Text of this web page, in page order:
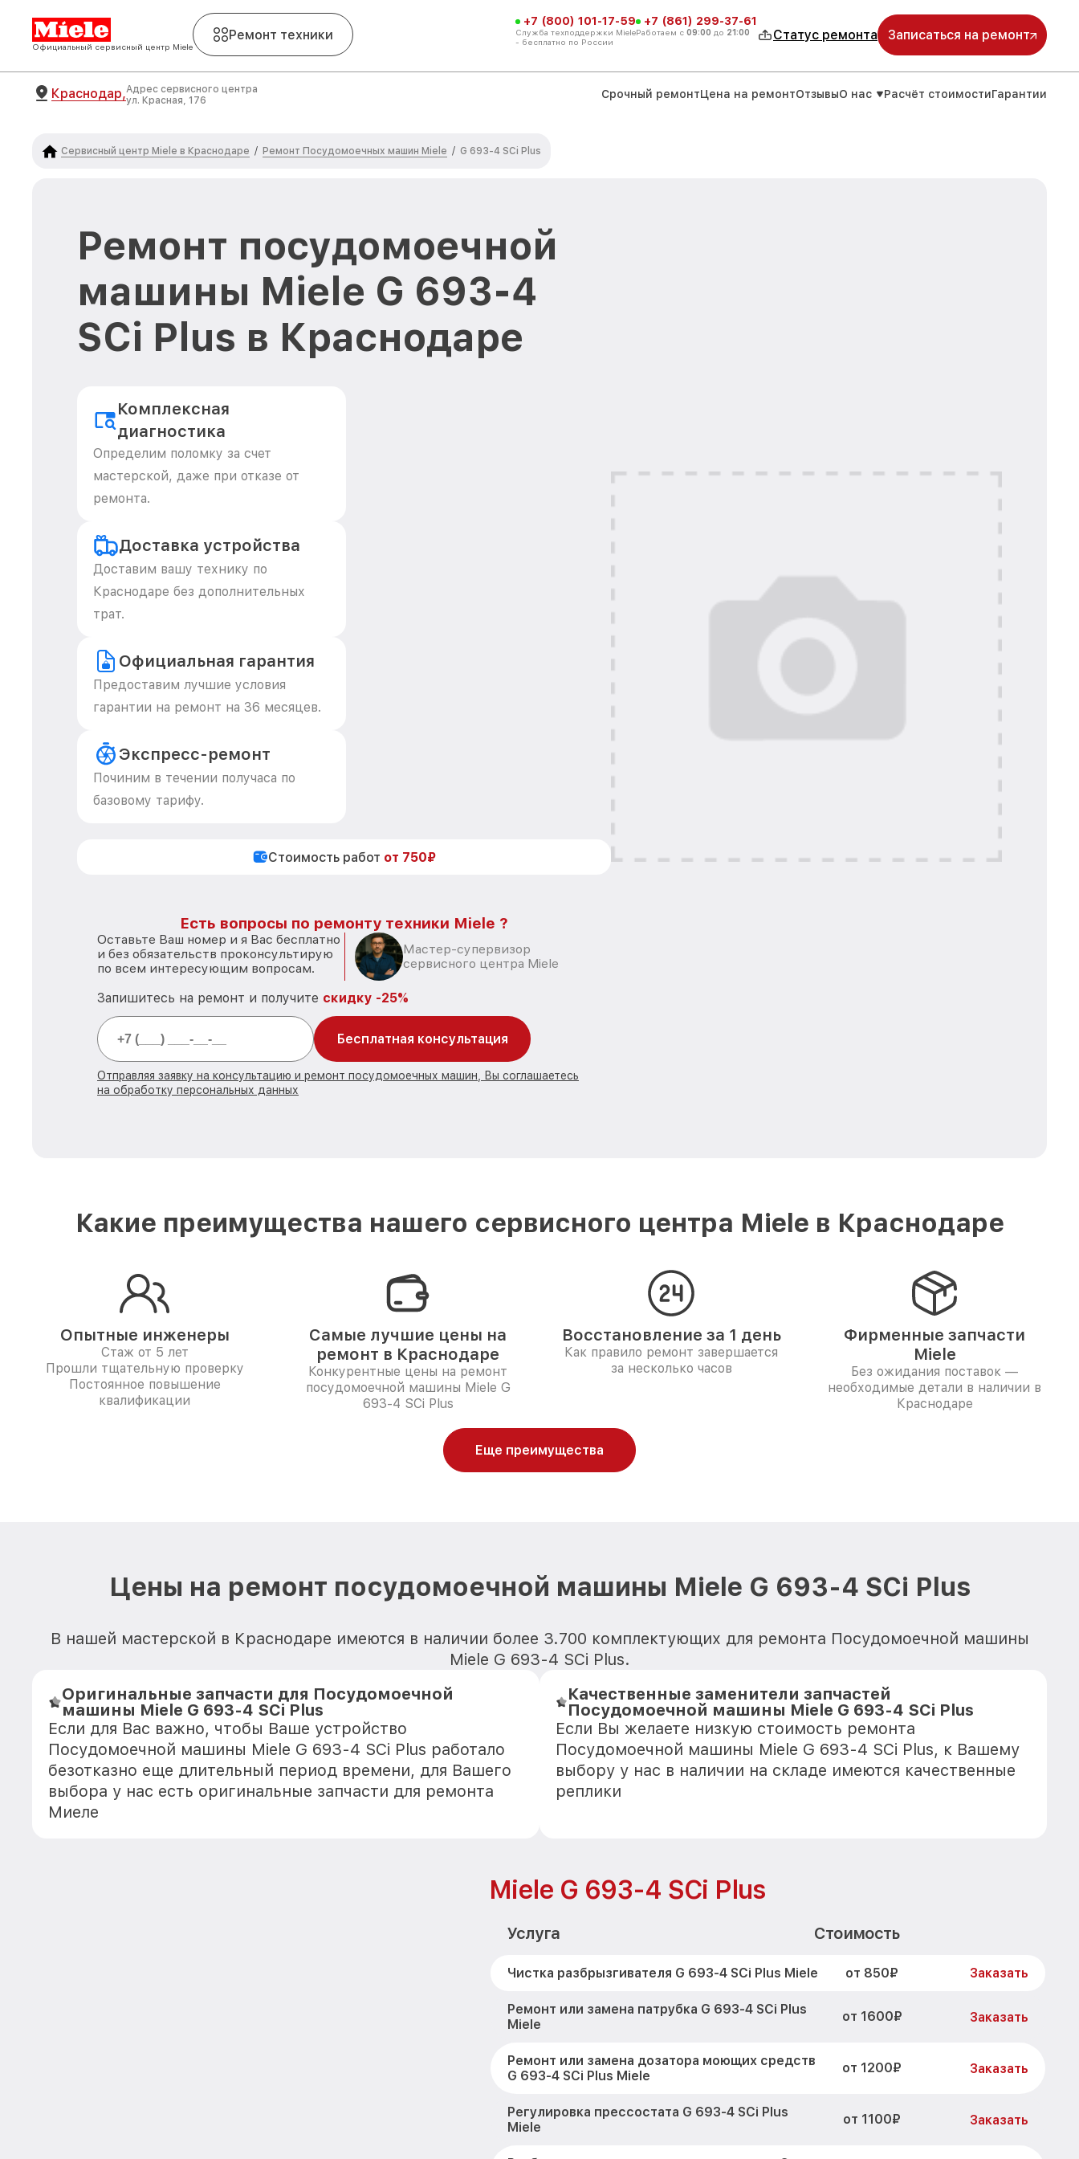
Официальный сервисный центр Miele
Ремонт техники
+7 (800) 101-17-59
Служба техподдержки Miele
- бесплатно по России
+7 (861) 299-37-61
Работаем с 09:00 до 21:00 Статус ремонта Записаться на ремонт
Краснодар,Адрес сервисного центра
ул. Красная, 176
Срочный ремонтЦена на ремонтОтзывыО нас Расчёт стоимостиГарантии
Сервисный центр Miele в Краснодаре / Ремонт Посудомоечных машин Miele / G 693-4 SCi Plus
Ремонт посудомоечной
машины Miele G 693-4
SCi Plus в Краснодаре
Комплексная
диагностика
Определим поломку за счет
мастерской, даже при отказе от
ремонта.
Доставка устройства
Доставим вашу технику по
Краснодаре без дополнительных
трат.
Официальная гарантия
Предоставим лучшие условия
гарантии на ремонт на 36 месяцев.
Экспресс-ремонт
Починим в течении получаса по
базовому тарифу.
Стоимость работ от 750₽
Есть вопросы по ремонту техники Miele ?
Оставьте Ваш номер и я Вас бесплатно
и без обязательств проконсультирую
по всем интересующим вопросам.
Мастер-супервизор
сервисного центра Miele
Запишитесь на ремонт и получите скидку -25%
Бесплатная консультация
Отправляя заявку на консультацию и ремонт посудомоечных машин, Вы соглашаетесь
на обработку персональных данных
Какие преимущества нашего сервисного центра Miele в Краснодаре
Опытные инженеры
Стаж от 5 лет
Прошли тщательную проверку
Постоянное повышение
квалификации
Самые лучшие цены на
ремонт в Краснодаре
Конкурентные цены на ремонт
посудомоечной машины Miele G
693-4 SCi Plus
Восстановление за 1 день
Как правило ремонт завершается
за несколько часов
Фирменные запчасти
Miele
Без ожидания поставок —
необходимые детали в наличии в
Краснодаре
Еще преимущества
Цены на ремонт посудомоечной машины Miele G 693-4 SCi Plus
В нашей мастерской в Краснодаре имеются в наличии более 3.700 комплектующих для ремонта Посудомоечной машины
Miele G 693-4 SCi Plus.
Оригинальные запчасти для Посудомоечной
машины Miele G 693-4 SCi Plus
Если для Вас важно, чтобы Ваше устройство
Посудомоечной машины Miele G 693-4 SCi Plus работало
безотказно еще длительный период времени, для Вашего
выбора у нас есть оригинальные запчасти для ремонта
Миеле
Качественные заменители запчастей
Посудомоечной машины Miele G 693-4 SCi Plus
Если Вы желаете низкую стоимость ремонта
Посудомоечной машины Miele G 693-4 SCi Plus, к Вашему
выбору у нас в наличии на складе имеются качественные
реплики
Miele G 693-4 SCi Plus
Услуга Стоимость
Чистка разбрызгивателя G 693-4 SCi Plus Miele от 850₽ Заказать
Ремонт или замена патрубка G 693-4 SCi Plus
Miele
от 1600₽ Заказать
Ремонт или замена дозатора моющих средств
G 693-4 SCi Plus Miele
от 1200₽ Заказать
Регулировка прессостата G 693-4 SCi Plus
Miele
от 1100₽ Заказать